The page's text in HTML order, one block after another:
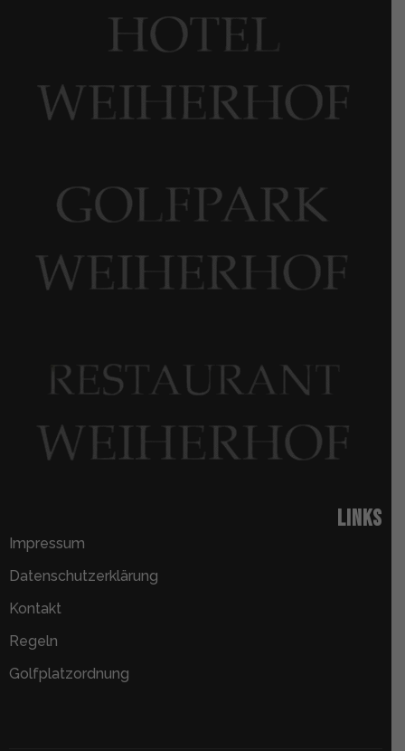
Links
Impressum
Datenschutzerklärung
Kontakt
Regeln
Golfplatzordnung